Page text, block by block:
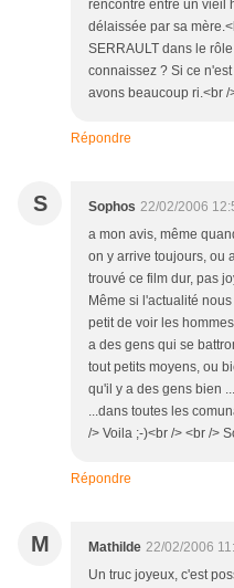
rencontre entre un vieil
délaissée par sa
SERRAULT dans le
connaissez ? Si ce
avons beaucoup ri.<br /
Répondre
S Sophos 22/02/2006
a mon avis, même
on y arrive toujours, ou
trouvé ce film dur, pas
Même si l'actualité
petit de voir les
a des gens qui se
tout petits moyens, ou
qu'il y a des gens bien
...dans toutes les
/> Voila ;-)<br /> <br />
Répondre
M Mathilde 22/02/2006
Un truc joyeux, c'est